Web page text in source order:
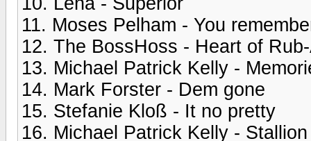
11. Moses Pelham - You
12. The BossHoss - Heart of
13. Michael Patrick Kelly -
14. Mark Forster - Dem gone
15. Stefanie Kloß - It no pretty
16. Michael Patrick Kelly -